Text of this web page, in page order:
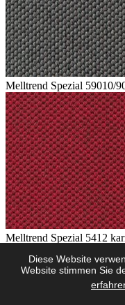
Diese Website
Website stimmen Sie
Melltrend Spezial 59010/
Melltrend Spezial 5412